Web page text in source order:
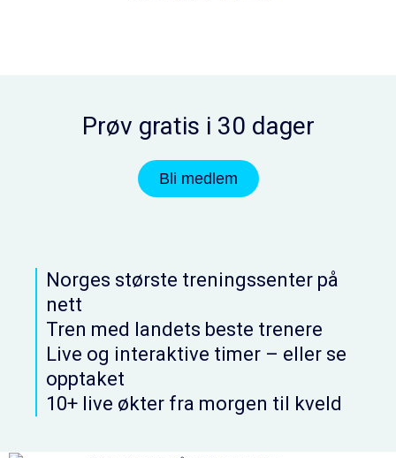
Prøv gratis i 30 dager
Bli medlem
Norges største treningssenter på
nett
Tren med landets beste trenere
Live og interaktive timer – eller se
opptaket
10+ live økter fra morgen til kveld